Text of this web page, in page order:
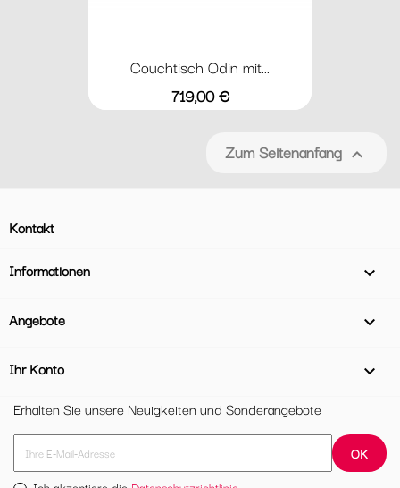
Couchtisch Odin mit...
Preis
719,00 €
Zum Seitenanfang 
Kontakt
Informationen

Angebote 
Ihr Konto

Erhalten Sie unsere Neuigkeiten und Sonderangebote